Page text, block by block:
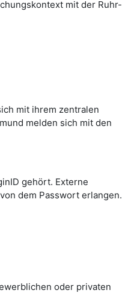
mit der Ruhr-
mit ihrem zentralen
melden sich mit den
gehört. Externe
dem Passwort erlangen.
oder privaten